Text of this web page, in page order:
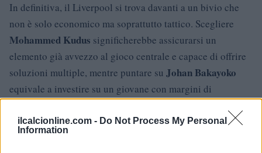
ilcalcionline.com - Do Not Process My Personal
Information
In definitiva, il Liverpool si trova davanti a un bivio che
non è solo economico ma soprattutto tattico. Scegliere
Mohammed Kudus significherebbe assicurarsi un
elemento già avvezzo al gioco centrale e capace di offrire
soluzioni multiple, mentre puntare su Johan Bakayoko
equivale a investire su un giovane con margini di
La decisione finale dovrà tenere conto della strategia di